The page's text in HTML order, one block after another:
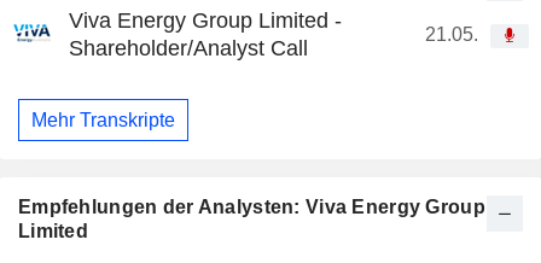
Viva Energy Group Limited -
Shareholder/Analyst Call
21.05.
Mehr Transkripte
Empfehlungen der Analysten: Viva Energy Group
Limited